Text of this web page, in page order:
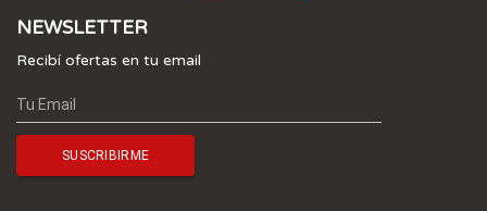
NEWSLETTER
Recibí ofertas en tu email